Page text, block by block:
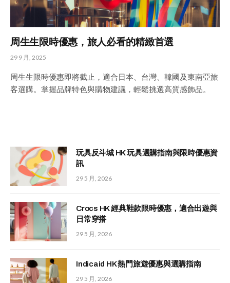
周生生限時優惠，旅人必看的精緻首選
29 9 月, 2025
周生生限時優惠即將截止，適合日本、台灣、韓國及東南亞旅
客選購。掌握品牌特色與購物建議，輕鬆挑選高質感飾品。
玩具反斗城 HK 玩具選購指南與限時優惠資
訊
29 5 月, 2026
Crocs HK 經典鞋款限時優惠，適合出遊與
日常穿搭
29 5 月, 2026
Indicaid HK 熱門旅遊優惠與選購指南
29 5 月, 2026